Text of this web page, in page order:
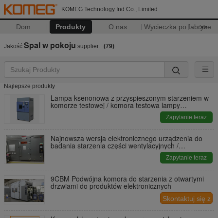
KOMEG Technology Ind Co., Limited
Dom Produkty O nas Wycieczka po fabryce
>>
Jakość Spal w pokoju supplier. (79)
Najlepsze produkty
Lampa ksenonowa z przyspieszonym starzeniem w
komorze testowej / komora testowa lampy
Zapytanie teraz
Najnowsza wersja elektronicznego urządzenia do
badania starzenia części wentylacyjnych /
urządzenia do badania wentylacji i wentylacji
Zapytanie teraz
9CBM Podwójna komora do starzenia z otwartymi
drzwiami do produktów elektronicznych
Skontaktuj się z